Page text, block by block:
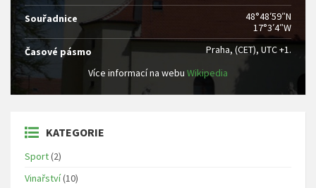
Souřadnice
48°48′59″N
17°3′4″W
Časové pásmo
Praha, (CET), UTC +1.
Více informací na webu Wikipedia
KATEGORIE
Sport(2)
Vinařství(10)